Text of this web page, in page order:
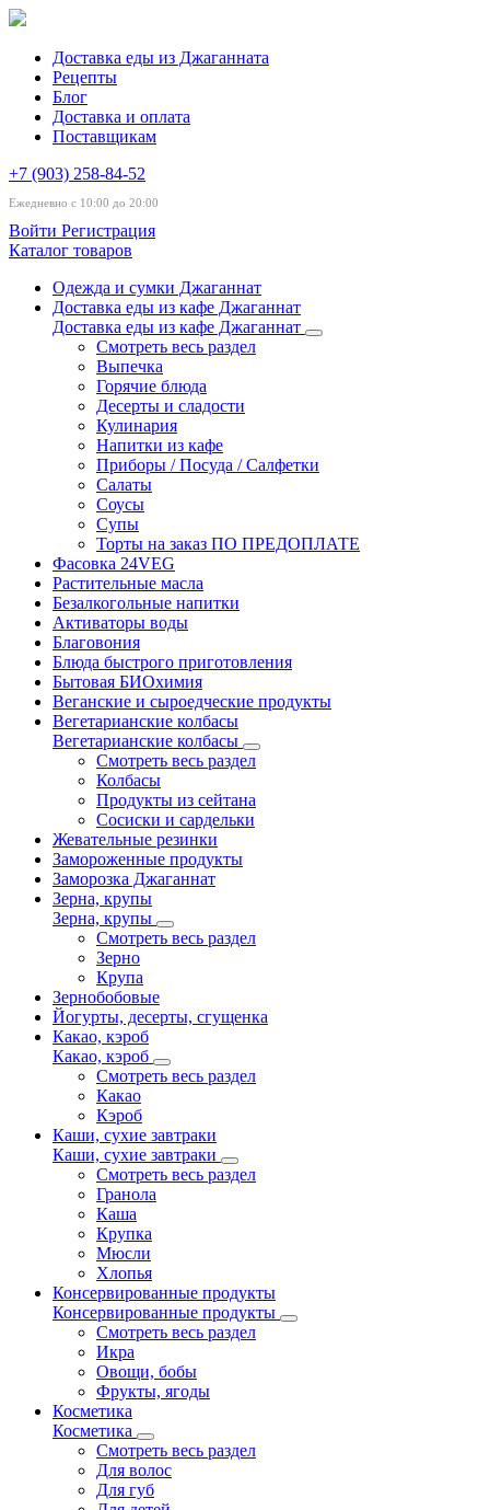
Доставка еды из Джаганната
Рецепты
Блог
Доставка и оплата
Поставщикам
+7 (903) 258-84-52
Ежедневно с 10:00 до 20:00
Войти Регистрация
Каталог товаров
Одежда и сумки Джаганнат
Доставка еды из кафе Джаганнат
Доставка еды из кафе Джаганнат
Смотреть весь раздел
Выпечка
Горячие блюда
Десерты и сладости
Кулинария
Напитки из кафе
Приборы / Посуда / Салфетки
Салаты
Соусы
Супы
Торты на заказ ПО ПРЕДОПЛАТЕ
Фасовка 24VEG
Растительные масла
Безалкогольные напитки
Активаторы воды
Благовония
Блюда быстрого приготовления
Бытовая БИОхимия
Веганские и сыроедческие продукты
Вегетарианские колбасы
Вегетарианские колбасы
Смотреть весь раздел
Колбасы
Продукты из сейтана
Сосиски и сардельки
Жевательные резинки
Замороженные продукты
Заморозка Джаганнат
Зерна, крупы
Зерна, крупы
Смотреть весь раздел
Зерно
Крупа
Зернобобовые
Йогурты, десерты, сгущенка
Какао, кэроб
Какао, кэроб
Смотреть весь раздел
Какао
Кэроб
Каши, сухие завтраки
Каши, сухие завтраки
Смотреть весь раздел
Гранола
Каша
Крупка
Мюсли
Хлопья
Консервированные продукты
Консервированные продукты
Смотреть весь раздел
Икра
Овощи, бобы
Фрукты, ягоды
Косметика
Косметика
Смотреть весь раздел
Для волос
Для губ